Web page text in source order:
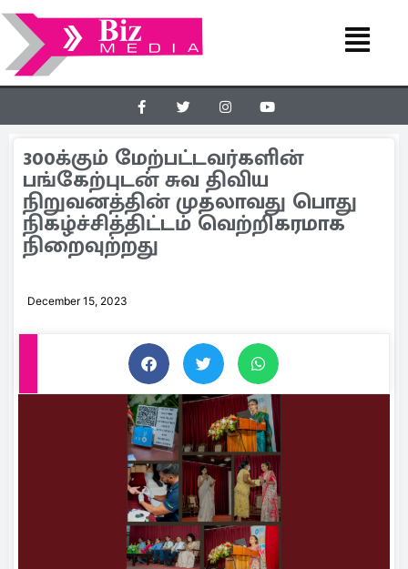
300க்கும் மேற்பட்டவர்களின்
பங்கேற்புடன் சுவ திவிய
நிறுவனத்தின் முதலாவது பொது
நிகழ்ச்சித்திட்டம் வெற்றிகரமாக
நிறைவுற்றது
December 15, 2023